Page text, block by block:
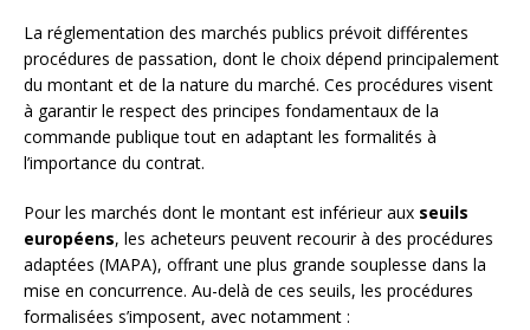
La réglementation des marchés publics prévoit différentes
procédures de passation, dont le choix dépend principalement
du montant et de la nature du marché. Ces procédures visent
à garantir le respect des principes fondamentaux de la
commande publique tout en adaptant les formalités à
l’importance du contrat.
Pour les marchés dont le montant est inférieur aux seuils
européens, les acheteurs peuvent recourir à des procédures
adaptées (MAPA), offrant une plus grande souplesse dans la
mise en concurrence. Au-delà de ces seuils, les procédures
formalisées s’imposent, avec notamment :